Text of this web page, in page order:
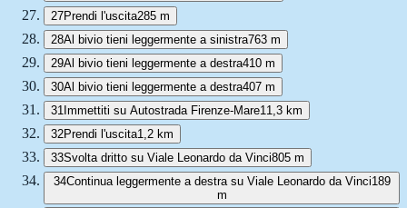
27Prendi l'uscita285 m
28Al bivio tieni leggermente a sinistra763 m
29Al bivio tieni leggermente a destra410 m
30Al bivio tieni leggermente a destra407 m
31 Immettiti su Autostrada Firenze-Mare11,3 km
32Prendi l'uscita1,2 km
33Svolta dritto su Viale Leonardo da Vinci805 m
34Continua leggermente a destra su Viale Leonardo da Vinci189
m